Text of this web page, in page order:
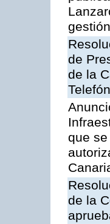
de
de la
que
de la